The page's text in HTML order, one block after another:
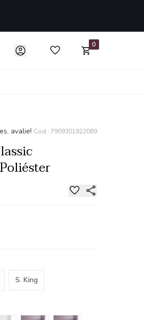
0
avalie! Cod.: 7909301822089
S. King